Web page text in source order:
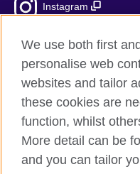
Instagram
British Council globalnie
Prywatność i warunki
Mapa strony
We use both first
personalise web
websites and tailor
these cookies are
function, whilst
More detail can be
and you can tailor